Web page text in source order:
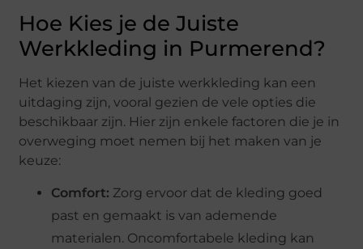
Hoe Kies je de Juiste
Werkkleding in Purmerend?
Het kiezen van de juiste werkkleding kan een
uitdaging zijn, vooral gezien de vele opties die
beschikbaar zijn. Hier zijn enkele factoren die je in
overweging moet nemen bij het maken van je
keuze:
Comfort: Zorg ervoor dat de kleding goed
past en gemaakt is van ademende
materialen. Oncomfortabele kleding kan